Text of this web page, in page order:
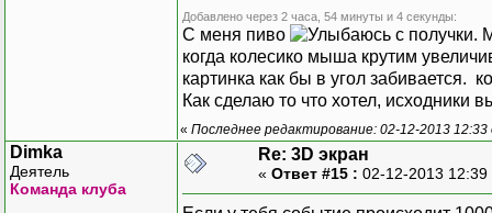
// 2D
class View
{
// Линии
// Углы
private
// 3D
// Каждую
// центр из середины
// чтобы она была
PointF
previousPoint.X =
previousPoint.Y =
for (int i = 1; i
{
PointF
}
// Инициализация
public
{
// Заголовок
this.Text = "3D
// Создаём части и
Добавлено через 2 часа, 54 минуты и 4 секунды:
С меня пиво
с получки.
когда колесико мыша крутим
картинка как бы в угол забивается.
Как сделаю то что хотел, исходники
« Последнее редактирование: 02-12-2013
Dimka
Деятель
Команда клуба
Re: 3D экран
« Ответ #15 : 02-12-2013